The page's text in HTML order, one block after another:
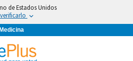
de Estados Unidos